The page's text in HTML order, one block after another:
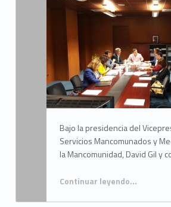
Bajo la presidencia del
Servicios Mancomunados y
la Mancomunidad, David Gil y
Continuar leyendo…